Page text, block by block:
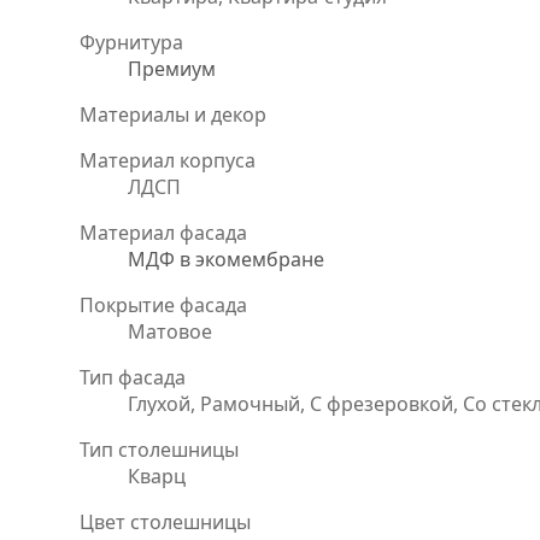
Фурнитура
Премиум
Материалы и декор
Материал корпуса
ЛДСП
Материал фасада
МДФ в экомембране
Покрытие фасада
Матовое
Тип фасада
Глухой, Рамочный, С фрезеровкой, Со
Тип столешницы
Кварц
Цвет столешницы